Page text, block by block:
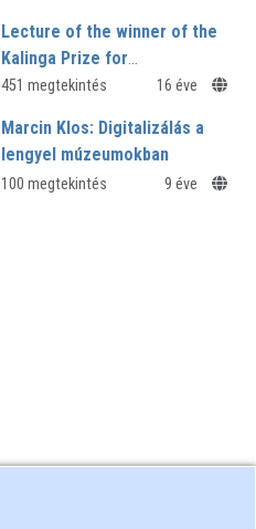
Lecture of the winner of the
Kalinga Prize for
Popularization of Science
451 megtekintés 16 éve
Marcin Klos: Digitalizálás a
lengyel múzeumokban
100 megtekintés 9 éve